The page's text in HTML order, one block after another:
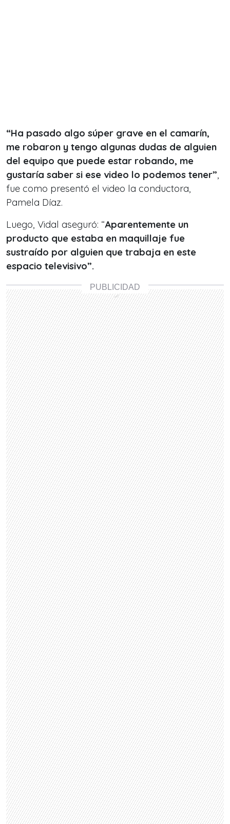
“Ha pasado algo súper grave en el camarín,
me robaron y tengo algunas dudas de alguien
del equipo que puede estar robando, me
gustaría saber si ese video lo podemos tener”,
fue como presentó el video la conductora,
Pamela Díaz.
Luego, Vidal aseguró: “Aparentemente un
producto que estaba en maquillaje fue
sustraído por alguien que trabaja en este
espacio televisivo”.